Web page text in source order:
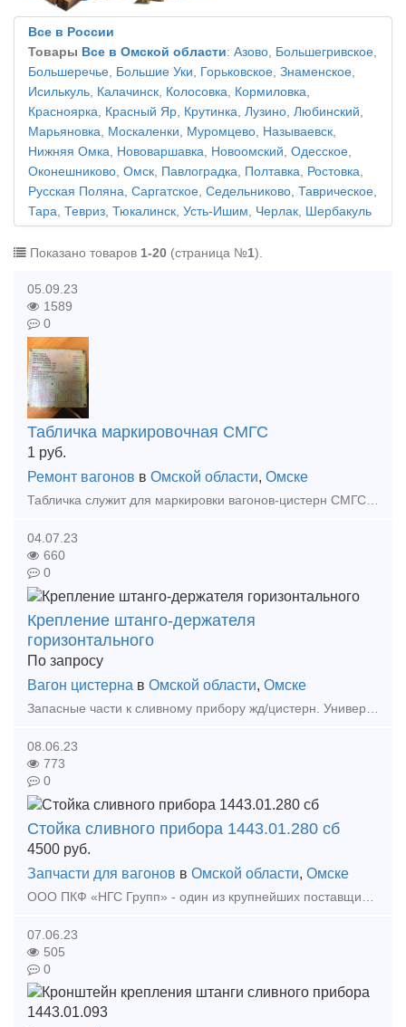
Все в России
Товары Все в Омской области: Азово, Большегривское,
Большеречье, Большие Уки, Горьковское, Знаменское,
Исилькуль, Калачинск, Колосовка, Кормиловка,
Красноярка, Красный Яр, Крутинка, Лузино, Любинский,
Марьяновка, Москаленки, Муромцево, Называевск,
Нижняя Омка, Нововаршавка, Новоомский, Одесское,
Оконешниково, Омск, Павлоградка, Полтавка, Ростовка,
Русская Поляна, Саргатское, Седельниково, Таврическое,
Тара, Тевриз, Тюкалинск, Усть-Ишим, Черлак, Шербакуль
Показано товаров 1-20 (страница №1).
05.09.23
1589
0
Табличка маркировочная СМГС
1 руб.
Ремонт вагонов в Омской области, Омске
Табличка служит для маркировки вагонов-цистерн СМГС. Данный вид запчасти относится к железнодорожному транспорту, в частности к запчастям грузовых вагонов.
04.07.23
660
0
Крепление штанго-держателя
горизонтального
По запросу
Вагон цистерна в Омской области, Омске
08.06.23
773
0
Стойка сливного прибора 1443.01.280 сб
4500 руб.
Запчасти для вагонов в Омской области, Омске
07.06.23
505
0